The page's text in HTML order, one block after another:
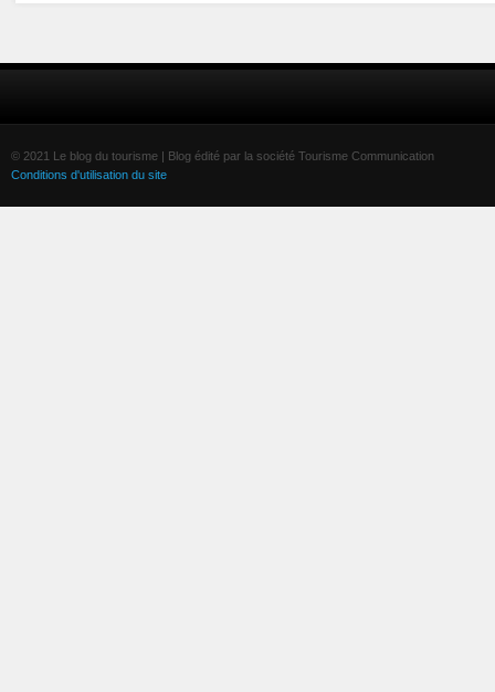
© 2021 Le blog du tourisme | Blog édité par la société Tourisme Communication
Conditions d'utilisation du site